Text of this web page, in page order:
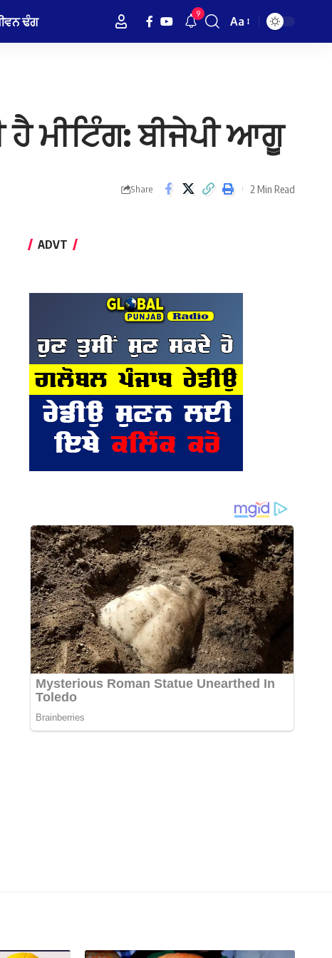
ਢੰਗ 9
Font
Aa
ਹੈ ਮੀਟਿੰਗ: ਬੀਜੇਪੀ ਆਗੂ
Share 2 Min Read
ADVT